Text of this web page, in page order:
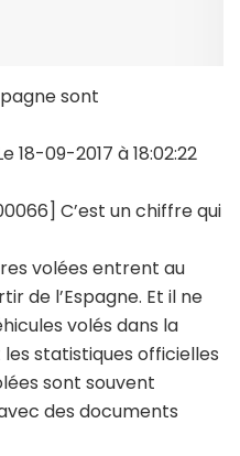
sont
09-2017 à 18:02:22
C’est un chiffre qui
volées entrent au
de l’Espagne. Et il ne
volés dans la
statistiques officielles
sont souvent
des documents